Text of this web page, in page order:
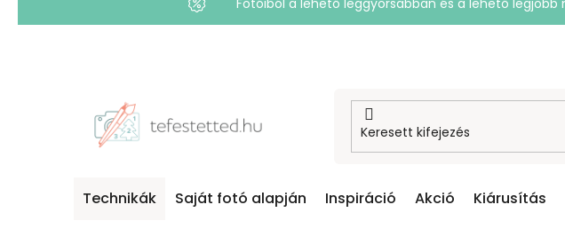
Fotóiból a lehető leggyorsabban és a lehető
Technikák Saját fotó alapján Inspiráció Akció Kiárusítás